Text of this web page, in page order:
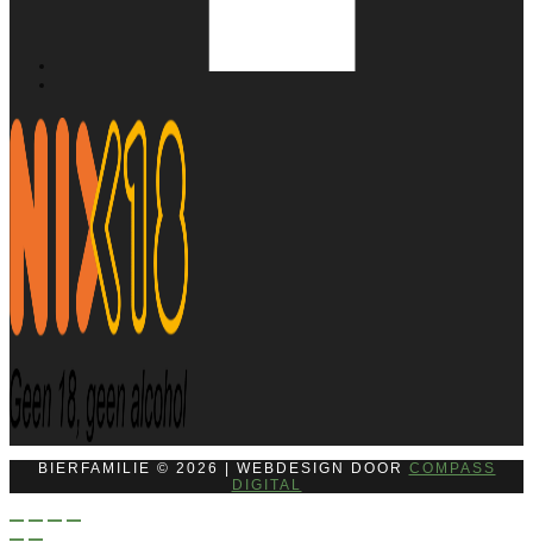
BIERFAMILIE © 2026 | WEBDESIGN DOOR COMPASS
DIGITAL